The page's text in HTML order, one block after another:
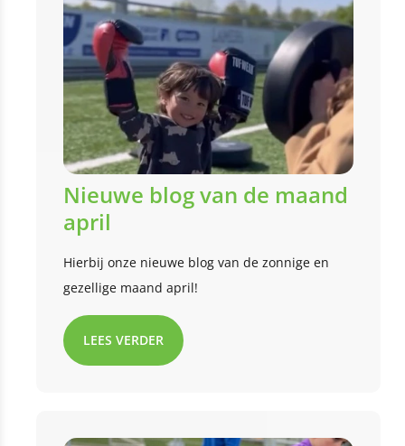
Nieuwe blog van de maand
april
Hierbij onze nieuwe blog van de zonnige en
gezellige maand april!
LEES VERDER